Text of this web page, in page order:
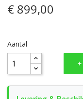
€ 899,00
Aantal